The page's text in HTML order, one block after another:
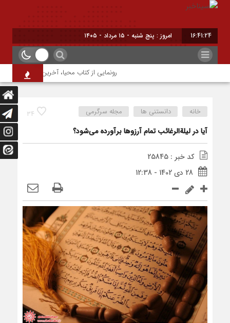
16:41:25 امروز : پنج شنبه - ۱۵ مرداد - ۱۴۰۵
رونمایی از کتاب محیا، آخرین اثر نویسنده
34 خانه دانستنی ها مجله سرگرمی
آیا در لیلةالرغائب تمام آرزوها برآورده می‌شود؟
کد خبر : 25845
28 دی 1402 - 12:38